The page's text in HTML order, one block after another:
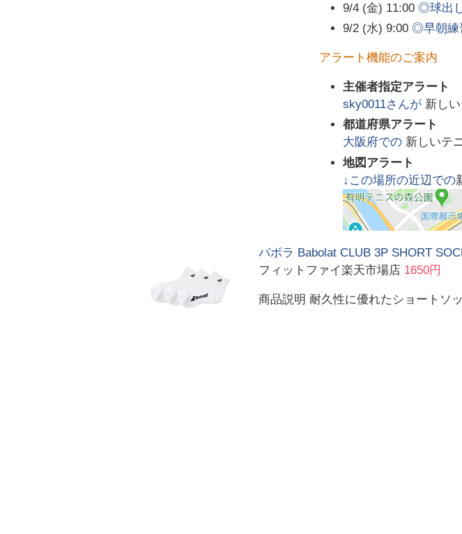
9/4 (金) 11:00 ◎球出
9/2 (水) 9:00 ◎早朝練
アラート機能のご案内
主催者指定アラート
sky0011さんが 新し
都道府県アラート
大阪府での 新しいテ
地図アラート
↓この場所の近辺での
バボラ Babolat CLUB 3P SHORT
フィットファイ楽天市場店 1650円
商品説明 耐久性に優れたショートソ